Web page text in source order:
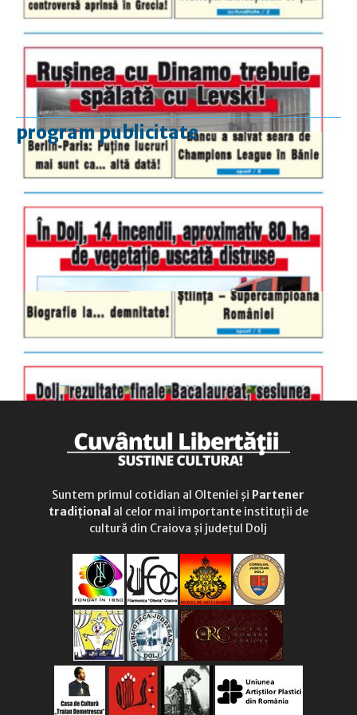
program publicitate
luni-vineri
9.00 - 17.00
duminică
9.00 - 12.00
Suntem primul cotidian al Olteniei și Partener
tradițional al celor mai importante instituții de
cultură din Craiova și județul Dolj